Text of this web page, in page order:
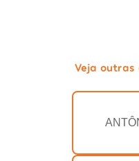
Veja outras